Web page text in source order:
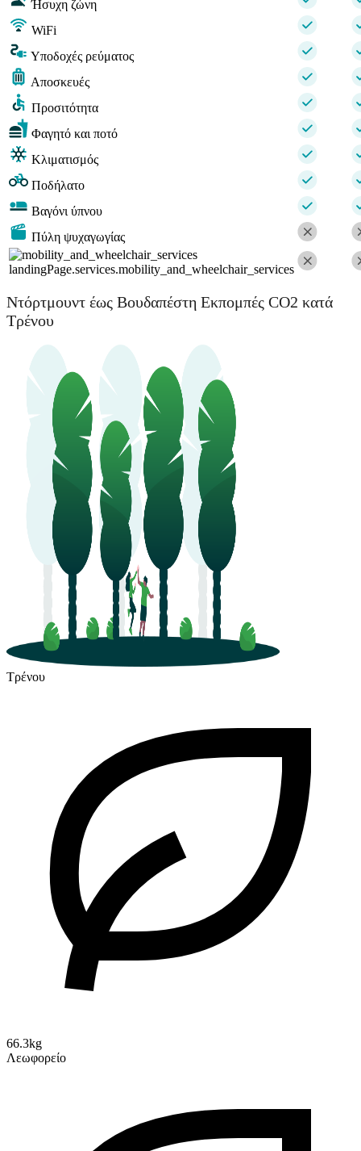
Ήσυχη ζώνη
WiFi
Υποδοχές ρεύματος
Αποσκευές
Προσιτότητα
Φαγητό και ποτό
Κλιματισμός
Ποδήλατο
Βαγόνι ύπνου
Πύλη ψυχαγωγίας
landingPage.services.mobility_and_wheelchair_services
Ντόρτμουντ έως Βουδαπέστη Εκπομπές CO2 κατά
Τρένου
Τρένου
66.3kg
Λεωφορείο